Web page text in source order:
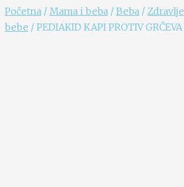
Početna / Mama i beba / Beba / Zdravlje
bebe / PEDIAKID KAPI PROTIV GRČEVA